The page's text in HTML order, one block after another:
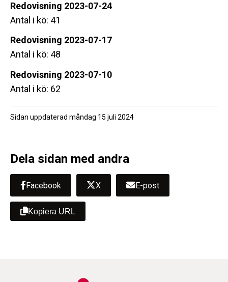
Redovisning 2023-07-24
Antal i kö: 41
Redovisning 2023-07-17
Antal i kö: 48
Redovisning 2023-07-10
Antal i kö: 62
Sidan uppdaterad måndag 15 juli 2024
Dela sidan med andra
Facebook X E-post
Kopiera URL